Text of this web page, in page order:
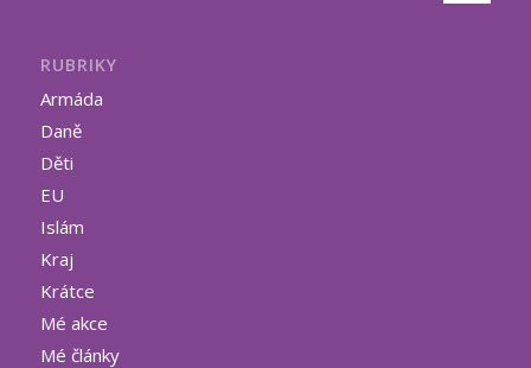
RUBRIKY
Armáda
Daně
Děti
EU
Islám
Kraj
Krátce
Mé akce
Mé články